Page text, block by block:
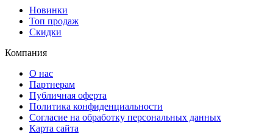
Новинки
Топ продаж
Скидки
Компания
О нас
Партнерам
Публичная оферта
Политика конфиденциальности
Согласие на обработку персональных данных
Карта сайта